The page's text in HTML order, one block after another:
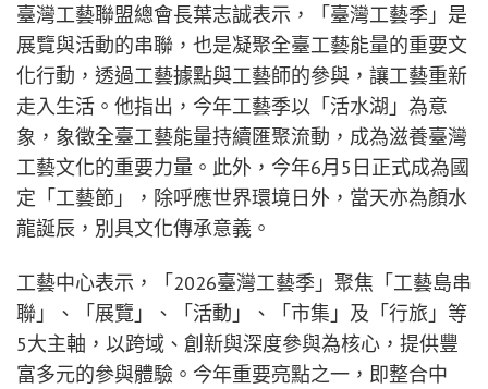
臺灣工藝聯盟總會長葉志誠表示，「臺灣工藝季」是
展覽與活動的串聯，也是凝聚全臺工藝能量的重要文
化行動，透過工藝據點與工藝師的參與，讓工藝重新
走入生活。他指出，今年工藝季以「活水湖」為意
象，象徵全臺工藝能量持續匯聚流動，成為滋養臺灣
工藝文化的重要力量。此外，今年6月5日正式成為國
定「工藝節」，除呼應世界環境日外，當天亦為顏水
龍誕辰，別具文化傳承意義。
工藝中心表示，「2026臺灣工藝季」聚焦「工藝島串
聯」、「展覽」、「活動」、「市集」及「行旅」等
5大主軸，以跨域、創新與深度參與為核心，提供豐
富多元的參與體驗。今年重要亮點之一，即整合中